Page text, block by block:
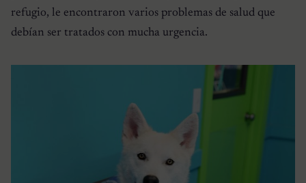
refugio, le encontraron varios problemas de salud que
debían ser tratados con mucha urgencia.